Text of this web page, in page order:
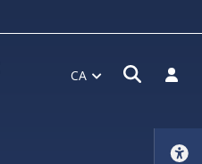
menú CA Obrir